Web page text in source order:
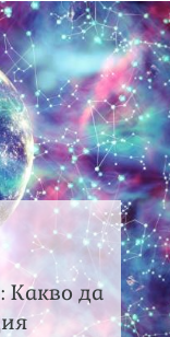
Какво да